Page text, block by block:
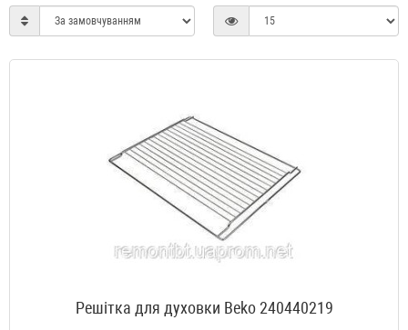
Решітка для духовки Beko 240440219